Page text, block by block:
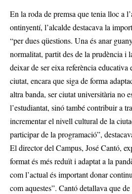
En la roda de premsa que tenia lloc a
ontinyentí, l’alcalde destacava la
“per dues qüestions. Una és anar
normalitat, partit des de la prudència i
deixar de ser eixa referència educativa
ciutat, encara que siga de forma
altra banda, ser ciutat universitària no
l’estudiantat, sinó també contribuir a
incrementar el nivell cultural de la
participar de la programació”,
El director del Campus, José Cantó,
format és més reduït i adaptat a la
com l’actual és important donar
com aquestes”. Cantó detallava que